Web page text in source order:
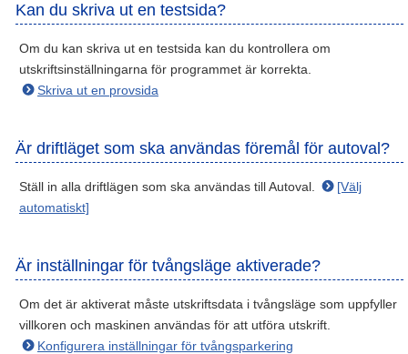
Kan du skriva ut en testsida?
Om du kan skriva ut en testsida kan du kontrollera om
utskriftsinställningarna för programmet är korrekta.
Skriva ut en provsida
Är driftläget som ska användas föremål för autoval?
Ställ in alla driftlägen som ska användas till Autoval.
[Välj
automatiskt]
Är inställningar för tvångsläge aktiverade?
Om det är aktiverat måste utskriftsdata i tvångsläge som uppfyller
villkoren och maskinen användas för att utföra utskrift.
Konfigurera inställningar för tvångsparkering